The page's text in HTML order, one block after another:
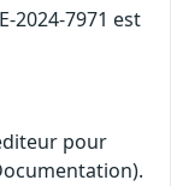
2024-7971 est
pour